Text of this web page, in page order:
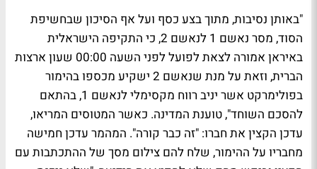
"באותן נסיבות, מתוך בצע כסף ועל אף הסיכון שבחשיפת
הסוד, מסר נאשם 1 לנאשם 2, כי התקיפה הישראלית
באיראן אמורה לצאת לפועל לפני השעה 00:00 שעון ארצות
הברית,
וזאת על מנת שנאשם 2 ישקיע מכספו בהימור
בפולימרקט אשר יניב רווח מקסימלי לנאשם 1, בהתאם
להסכם השוחד", טוענת המדינה. כאשר המטוסים המריאו,
עדכן הקצין את חברו: "זה כבר קורה". המהמר עדכן חמישה
מחבריו על ההימור, שלח להם צילום מסך של ההתכתבות עם